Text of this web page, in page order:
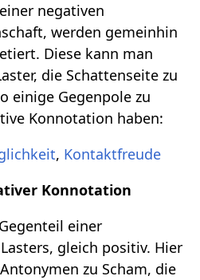
negativen
werden gemeinhin
Diese kann man
die Schattenseite zu
einige Gegenpole zu
Konnotation haben:
, Kontaktfreude
Konnotation
einer
gleich positiv. Hier
zu Scham, die